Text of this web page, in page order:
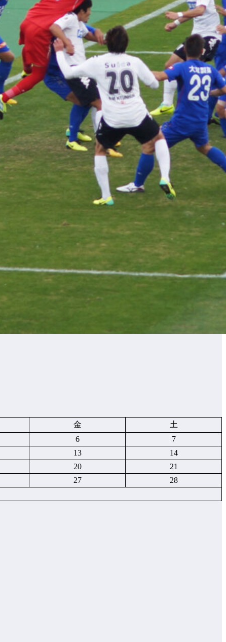
金
土
6
7
13
14
20
21
27
28